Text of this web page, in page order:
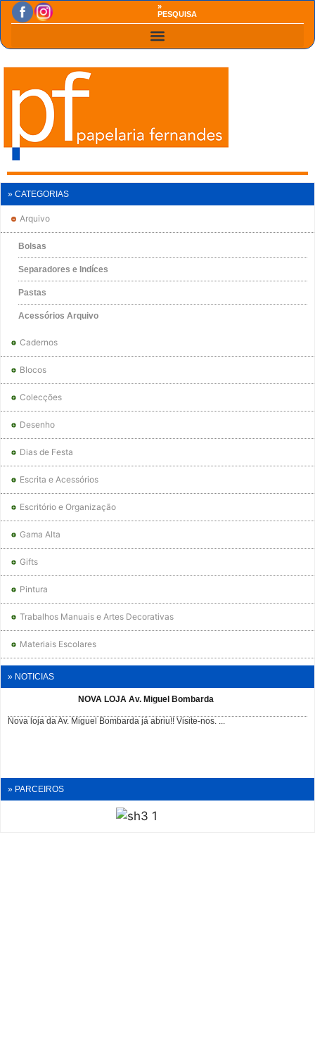
»
PESQUISA
» CATEGORIAS
Arquivo
Bolsas
Separadores e Indíces
Pastas
Acessórios Arquivo
Cadernos
Blocos
Colecções
Desenho
Dias de Festa
Escrita e Acessórios
Escritório e Organização
Gama Alta
Gifts
Pintura
Trabalhos Manuais e Artes Decorativas
Materiais Escolares
» NOTICIAS
NOVA LOJA Av. Miguel Bombarda
Nova loja da Av. Miguel Bombarda já abriu!! Visite-nos. ...
» PARCEIROS